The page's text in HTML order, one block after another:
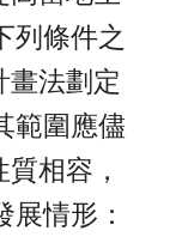
列條件之
畫法劃定
範圍應儘
相容，
情形：